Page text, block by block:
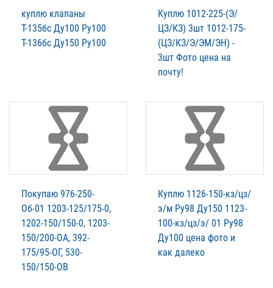
куплю клапаны
Т-135бс Ду100 Ру100
Т-136бс Ду150 Ру100
Куплю 1012-225-(Э/
ЦЗ/КЗ) 3шт 1012-175-
(ЦЗ/КЗ/Э/ЭМ/ЭН) -
3шт Фото цена на
почту!
Покупаю 976-250-
Об-01 1203-125/175-0,
1202-150/150-0, 1203-
150/200-ОА, 392-
175/95-ОГ, 530-
150/150-ОВ
Куплю 1126-150-кз/цз/
э/м Ру98 Ду150 1123-
100-кз/цз/э/ 01 Ру98
Ду100 цена фото и
как далеко